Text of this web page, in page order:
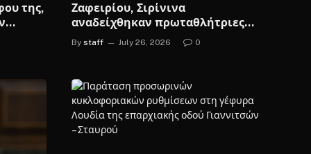
της,
Ζαφειρίου, Σιρίνινα
αναδείχθηκαν πρωταθλήτριες
Ελλάδας, δείτε βίντεο
By staff July 26, 2026 0